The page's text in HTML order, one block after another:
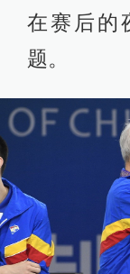
在赛后的
题。